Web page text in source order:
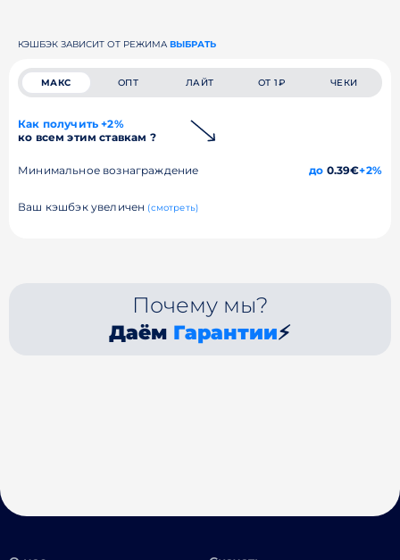
КЭШБЭК ЗАВИСИТ ОТ РЕЖИМА ВЫБРАТЬ
МАКС ОПТ ЛАЙТ ОТ 1₽ ЧЕКИ
Как получить +2%
ко всем этим ставкам ?
Минимальное вознаграждение до 0.39€+2%
Ваш кэшбэк увеличен (смотреть)
Почему мы?
Даём Гарантии⚡